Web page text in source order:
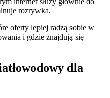
rozrywka.
oferty lepiej radzą sobie w
i gdzie znajdują się
dla